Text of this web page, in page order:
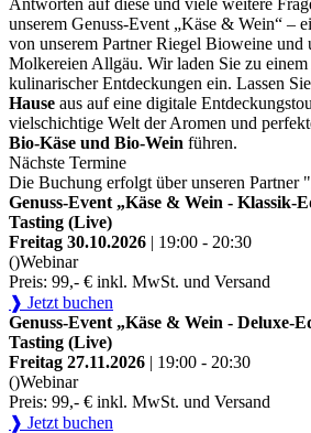
unserem Genuss-Event „Käse & Wein“ –
von unserem Partner Riegel Bioweine und
Molkereien Allgäu. Wir laden Sie zu
kulinarischer Entdeckungen ein. Lassen
Hause aus auf eine digitale
vielschichtige Welt der Aromen und
Bio-Käse und Bio-Wein führen.
Nächste Termine
Die Buchung erfolgt über unseren Partner
Genuss-Event „Käse & Wein - Klassik-
Tasting (Live)
Freitag 30.10.2026 | 19:00 - 20:30
()Webinar
Preis: 99,- € inkl. MwSt. und Versand
❱ Jetzt buchen
Genuss-Event „Käse & Wein - Deluxe-
Tasting (Live)
Freitag 27.11.2026 | 19:00 - 20:30
()Webinar
Preis: 99,- € inkl. MwSt. und Versand
❱ Jetzt buchen